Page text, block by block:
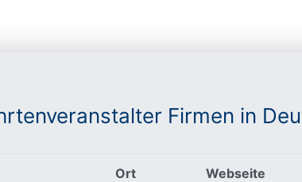
Firmen in
Ort Webseite